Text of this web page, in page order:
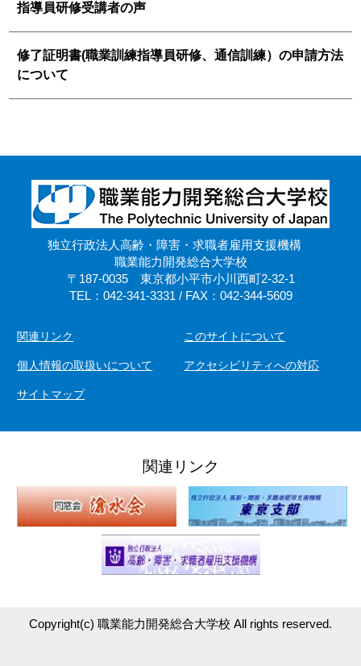
指導員研修受講者の声
修了証明書(職業訓練指導員研修、通信訓練）の申請方法
について
独立行政法人高齢・障害・求職者雇用支援機構
職業能力開発総合大学校
〒187-0035 東京都小平市小川西町2-32-1
TEL：042-341-3331 / FAX：042-344-5609
関連リンク このサイトについて
個人情報の取扱いについて アクセシビリティへの対応
サイトマップ
関連リンク
Copyright(c) 職業能力開発総合大学校 All rights reserved.